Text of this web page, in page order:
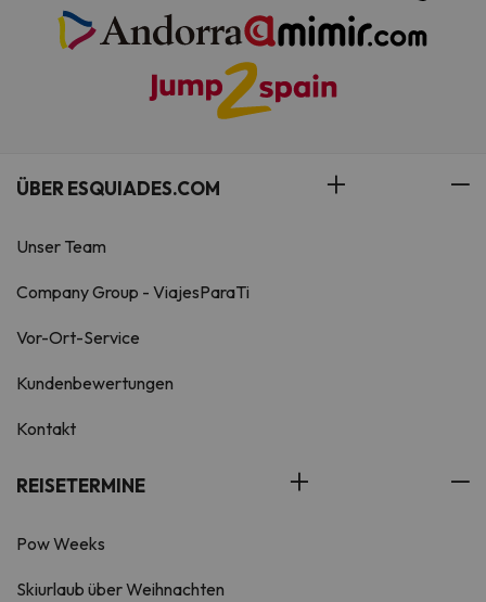
ÜBER ESQUIADES.COM
Unser Team
Company Group - ViajesParaTi
Vor-Ort-Service
Kundenbewertungen
Kontakt
REISETERMINE
Pow Weeks
Skiurlaub über Weihnachten